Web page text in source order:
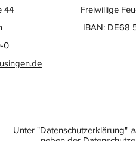
Freiwillige
IBAN: DE68
44
0
Unter "Datenschutzerklärung"